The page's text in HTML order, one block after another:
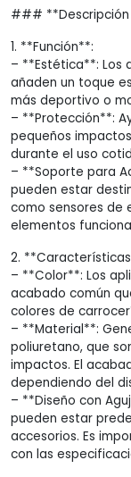
### **Descripción
1. **Función**:
– **Estética**: Los
añaden un toque
más deportivo o
– **Protección**:
pequeños
durante el uso
– **Soporte para
pueden estar
como sensores de
elementos
2.
– **Color**: Los
acabado común
colores de
– **Material**:
poliuretano, que
impactos. El
dependiendo del
– **Diseño con
pueden estar
accesorios. Es
con las